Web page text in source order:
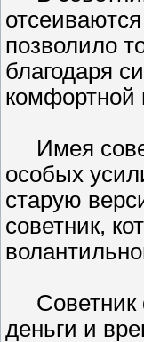
позволило
благодаря
комфортной
Имея
особых
старую
советник,
Советник
деньги и